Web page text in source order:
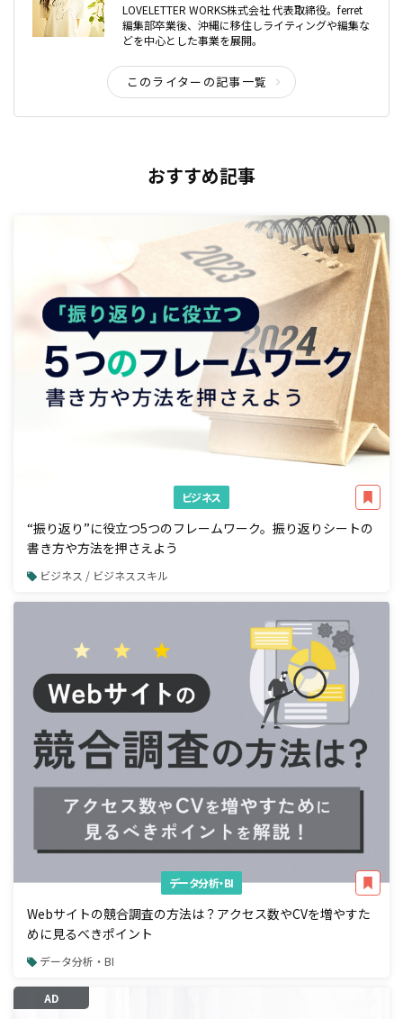
LOVELETTER WORKS株式会社 代表取締役。ferret
編集部卒業後、沖縄に移住しライティングや編集な
どを中心とした事業を展開。
このライターの記事一覧
おすすめ記事
ビジネス
“振り返り”に役立つ5つのフレームワーク。振り返りシートの
書き方や方法を押さえよう
ビジネス / ビジネススキル
データ分析・BI
Webサイトの競合調査の方法は？アクセス数やCVを増やすた
めに見るべきポイント
データ分析・BI
AD